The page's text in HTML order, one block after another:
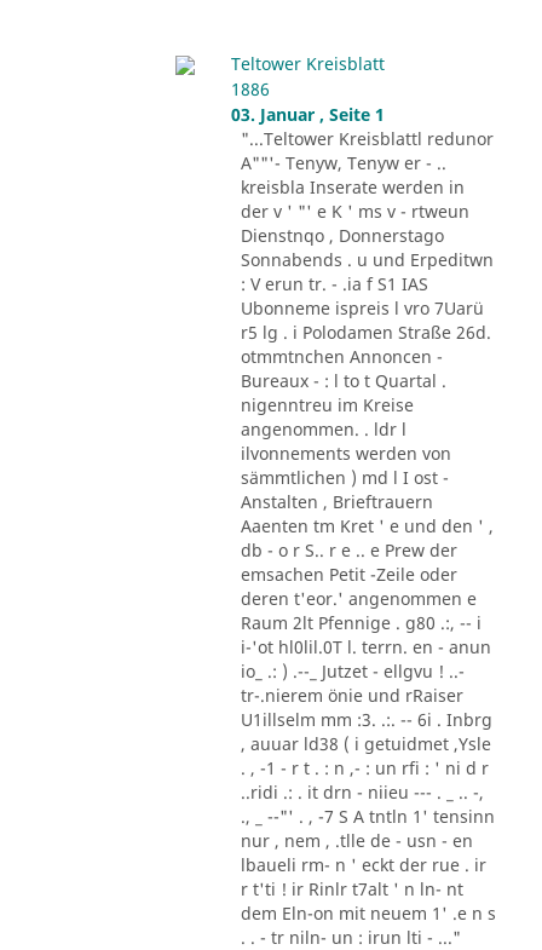
Teltower Kreisblatt
1886
03. Januar , Seite 1
"...Teltower Kreisblattl redunor
A""'- Tenyw, Tenyw er - ..
kreisbla Inserate werden in
der v ' "' e K ' ms v - rtweun
Dienstnqo , Donnerstago
Sonnabends . u und Erpeditwn
: V erun tr. - .ia f S1 IAS
Ubonneme ispreis l vro 7Uarü
r5 lg . i Polodamen Straße 26d.
otmmtnchen Annoncen -
Bureaux - : l to t Quartal .
nigenntreu im Kreise
angenommen. . ldr l
ilvonnements werden von
sämmtlichen ) md l I ost -
Anstalten , Brieftrauern
Aaenten tm Kret ' e und den ' ,
db - o r S.. r e .. e Prew der
emsachen Petit -Zeile oder
deren t'eor.' angenommen e
Raum 2lt Pfennige . g80 .:, -- i
i-'ot hl0lil.0T l. terrn. en - anun
io_ .: ) .--_ Jutzet - ellgvu ! ..-
tr-.nierem önie und rRaiser
U1illselm mm :3. .:. -- 6i . Inbrg
, auuar ld38 ( i getuidmet ,Ysle
. , -1 - r t . : n ,- : un rfi : ' ni d r
..ridi .: . it drn - niieu --- . _ .. -,
., _ --"' . , -7 S A tntln 1' tensinn
nur , nem , .tlle de - usn - en
lbaueli rm- n ' eckt der rue . ir
r t'ti ! ir Rinlr t7alt ' n ln- nt
dem Eln-on mit neuem 1' .e n s
. . - tr niln- un : irun lti - ..."